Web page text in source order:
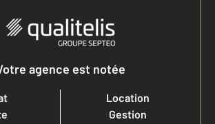
agence est notée
Location
Gestion